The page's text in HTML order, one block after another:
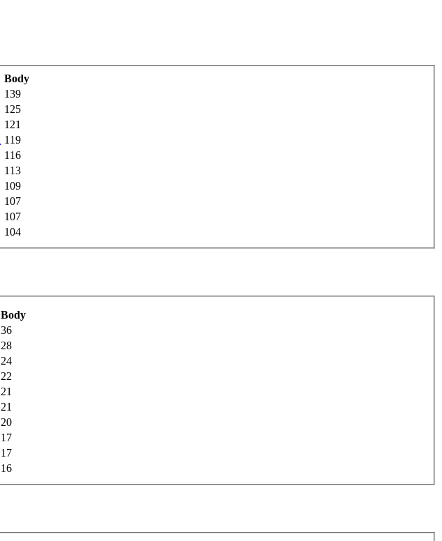
Body
139
125
121
119
116
113
109
107
107
104
Body
36
28
24
22
21
21
20
17
17
16